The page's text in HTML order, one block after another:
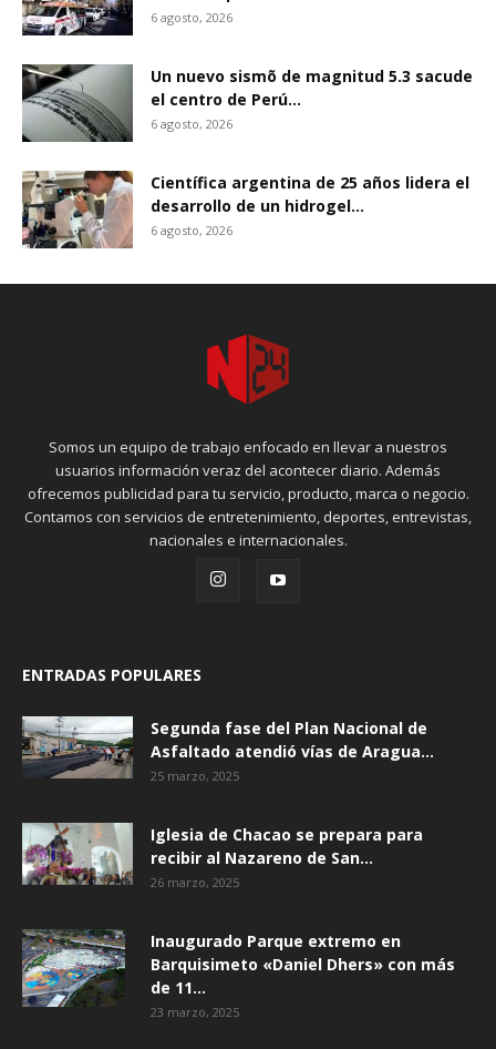
6 agosto, 2026
Un nuevo sismõ de magnitud 5.3 sacude
el centro de Perú...
6 agosto, 2026
Científica argentina de 25 años lidera el
desarrollo de un hidrogel...
6 agosto, 2026
Somos un equipo de trabajo enfocado en llevar a nuestros
usuarios información veraz del acontecer diario. Además
ofrecemos publicidad para tu servicio, producto, marca o negocio.
Contamos con servicios de entretenimiento, deportes, entrevistas,
nacionales e internacionales.
ENTRADAS POPULARES
Segunda fase del Plan Nacional de
Asfaltado atendió vías de Aragua...
25 marzo, 2025
Iglesia de Chacao se prepara para
recibir al Nazareno de San...
26 marzo, 2025
Inaugurado Parque extremo en
Barquisimeto «Daniel Dhers» con más
de 11...
23 marzo, 2025